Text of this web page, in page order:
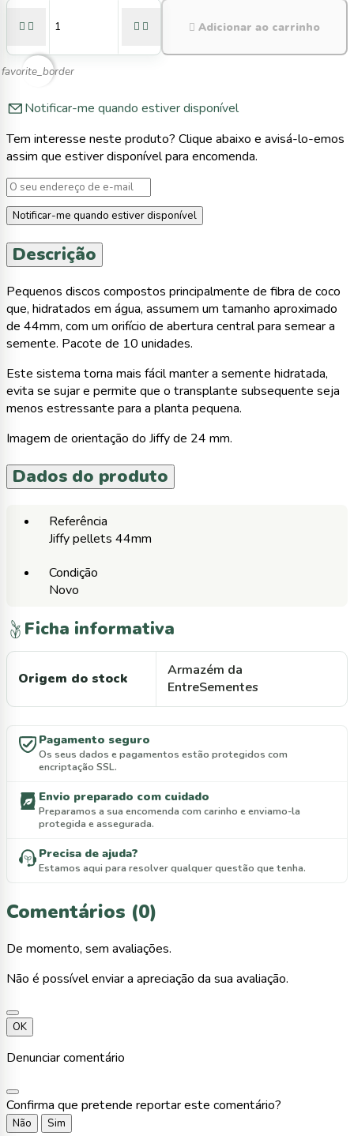
     Adicionar ao carrinho
favorite_border
Notificar-me quando estiver disponível
Tem interesse neste produto? Clique abaixo e avisá-lo-emos
assim que estiver disponível para encomenda.
Notificar-me quando estiver disponível
Descrição
Pequenos discos compostos principalmente de fibra de coco
que, hidratados em água, assumem um tamanho aproximado
de 44mm, com um orifício de abertura central para semear a
semente. Pacote de 10 unidades.
Este sistema torna mais fácil manter a semente hidratada,
evita se sujar e permite que o transplante subsequente seja
menos estressante para a planta pequena.
Imagem de orientação do Jiffy de 24 mm.
Dados do produto
Referência
Jiffy pellets 44mm
Condição
Novo
Ficha informativa
Origem do stock
Armazém da
EntreSementes
Pagamento seguro
Os seus dados e pagamentos estão protegidos com
encriptação SSL.
Envio preparado com cuidado
Preparamos a sua encomenda com carinho e enviamo-la
protegida e assegurada.
Precisa de ajuda?
Estamos aqui para resolver qualquer questão que tenha.
Comentários (0)
De momento, sem avaliações.
Não é possível enviar a apreciação da sua avaliação.
OK
Denunciar comentário
Confirma que pretende reportar este comentário?
Não Sim